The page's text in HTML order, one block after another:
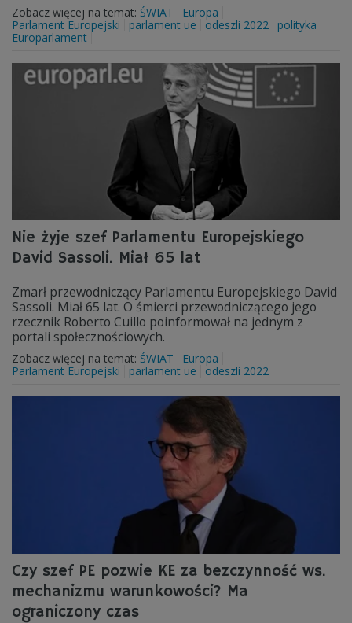
Zobacz więcej na temat: ŚWIAT
Europa
Parlament Europejski
parlament ue odeszli 2022
polityka
Europarlament
Nie żyje szef Parlamentu Europejskiego
David Sassoli. Miał 65 lat
Zmarł przewodniczący Parlamentu Europejskiego David
Sassoli. Miał 65 lat. O śmierci przewodniczącego jego
rzecznik Roberto Cuillo poinformował na jednym z
portali społecznościowych.
Zobacz więcej na temat: ŚWIAT
Europa
Parlament Europejski
parlament ue odeszli 2022
Czy szef PE pozwie KE za bezczynność ws.
mechanizmu warunkowości? Ma
ograniczony czas